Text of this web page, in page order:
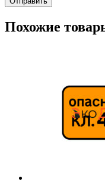
Похожие